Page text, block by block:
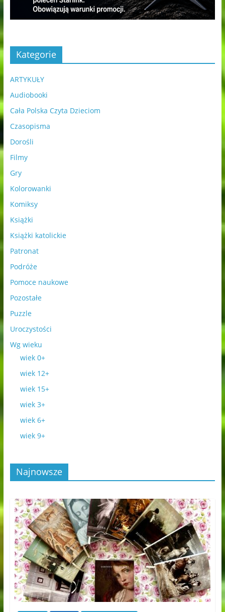
Kategorie
ARTYKUŁY
Audiobooki
Cała Polska Czyta Dzieciom
Czasopisma
Dorośli
Filmy
Gry
Kolorowanki
Komiksy
Książki
Książki katolickie
Patronat
Podróże
Pomoce naukowe
Pozostałe
Puzzle
Uroczystości
Wg wieku
wiek 0+
wiek 12+
wiek 15+
wiek 3+
wiek 6+
wiek 9+
Najnowsze